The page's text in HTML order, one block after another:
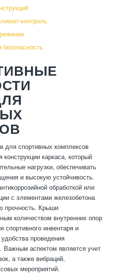
контроль
безопасность
для спортивных комплексов
каркаса, который
нагрузки, обеспечивать
и высокую устойчивость.
обработкой или
с элементами железобетона
прочность. Крыши
количеством внутренних опор
инвентаря и
проведения
Важным аспектом является учет
а также вибраций,
мероприятий.